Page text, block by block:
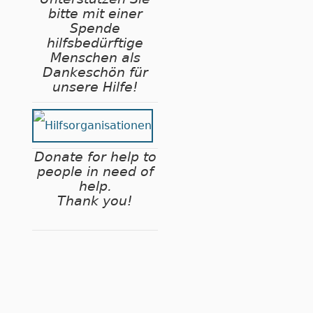
bitte mit einer
Spende
hilfsbedürftige
Menschen als
Dankeschön für
unsere Hilfe!
Donate for help to
people in need of
help.
Thank you!